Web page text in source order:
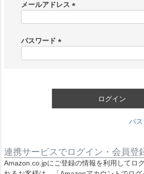
メールアドレス
)
パスワード
ログイン
パ
連携サービスでログイン・会員登
Amazon.co.jpにご登録の情報を利用してロ